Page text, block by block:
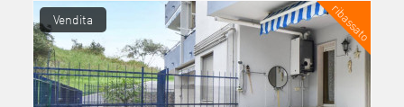
Vendita ribassato